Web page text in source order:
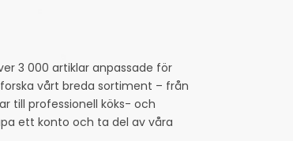
3 000 artiklar anpassade för
vårt breda sortiment – från
till professionell köks- och
ett konto och ta del av våra